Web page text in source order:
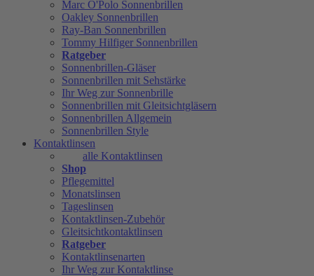
Marc O'Polo Sonnenbrillen
Oakley Sonnenbrillen
Ray-Ban Sonnenbrillen
Tommy Hilfiger Sonnenbrillen
Ratgeber
Sonnenbrillen-Gläser
Sonnenbrillen mit Sehstärke
Ihr Weg zur Sonnenbrille
Sonnenbrillen mit Gleitsichtgläsern
Sonnenbrillen Allgemein
Sonnenbrillen Style
Kontaktlinsen
alle Kontaktlinsen
Shop
Pflegemittel
Monatslinsen
Tageslinsen
Kontaktlinsen-Zubehör
Gleitsichtkontaktlinsen
Ratgeber
Kontaktlinsenarten
Ihr Weg zur Kontaktlinse